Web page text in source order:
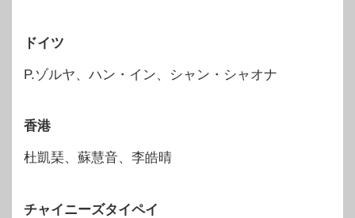
ドイツ
P.ゾルヤ、ハン・イン、シャン・シャオナ
香港
杜凱琹、蘇慧音、李皓晴
チャイニーズタイペイ